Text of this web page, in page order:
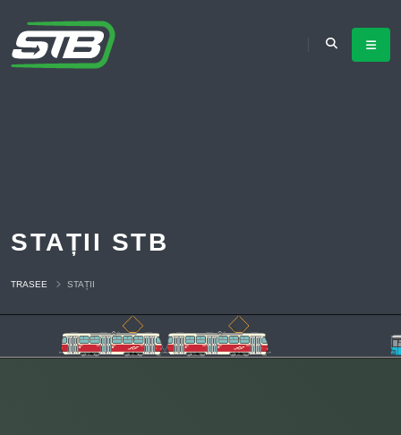
STAȚII STB
TRASEE STAȚII